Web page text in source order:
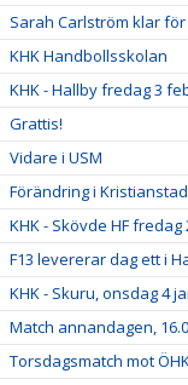
Sarah Carlström klar
KHK Handbollsskolan
KHK - Hallby fredag 3
Grattis!
Vidare i USM
Förändring i
KHK - Skövde HF fredag
F13 levererar dag ett i
KHK - Skuru, onsdag 4
Match annandagen,
Torsdagsmatch mot